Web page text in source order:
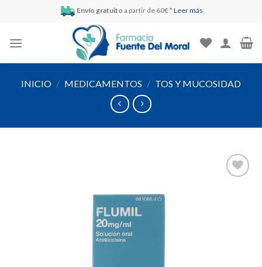
Envío gratuito a partir de 60€ * Leer más
INICIO / MEDICAMENTOS / TOS Y MUCOSIDAD